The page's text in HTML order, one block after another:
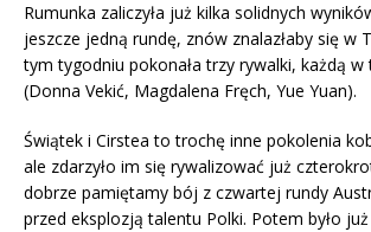
Rumunka zaliczyła już kilka solidnych
jeszcze jedną rundę, znów znalazłaby się w
tym tygodniu pokonała trzy rywalki, każdą w
(Donna Vekić, Magdalena Fręch, Yue Yuan).
Świątek i Cirstea to trochę inne pokolenia
ale zdarzyło im się rywalizować już
dobrze pamiętamy bój z czwartej rundy
przed eksplozją talentu Polki. Potem było